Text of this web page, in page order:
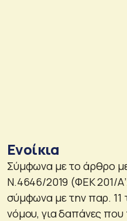
Ενοίκια
Σύμφωνα με το άρθρο
Ν.4646/2019 (ΦΕΚ 201/Α’/
σύμφωνα με την παρ. 11
νόμου, για δαπάνες